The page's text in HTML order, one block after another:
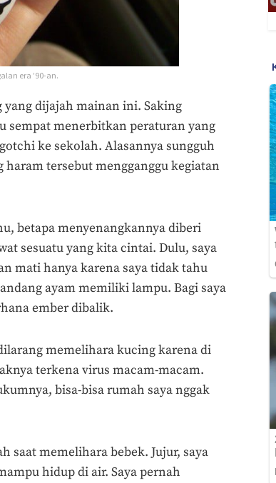
era ’90-an.
yang dijajah mainan ini. Saking
sempat menerbitkan peraturan yang
ke sekolah. Alasannya sungguh
tersebut mengganggu kegiatan
betapa menyenangkannya diberi
sesuatu yang kita cintai. Dulu, saya
mati hanya karena saya tidak tahu
ayam memiliki lampu. Bagi saya
ember dibalik.
memelihara kucing karena di
terkena virus macam-macam.
bisa-bisa rumah saya nggak
saat memelihara bebek. Jujur, saya
hidup di air. Saya pernah